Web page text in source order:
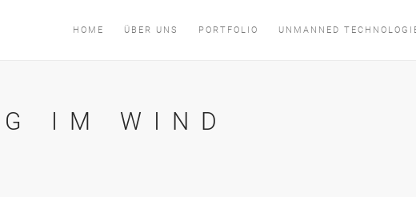
HOME ÜBER UNS PORTFOLIO UNMANNED
IM WIND